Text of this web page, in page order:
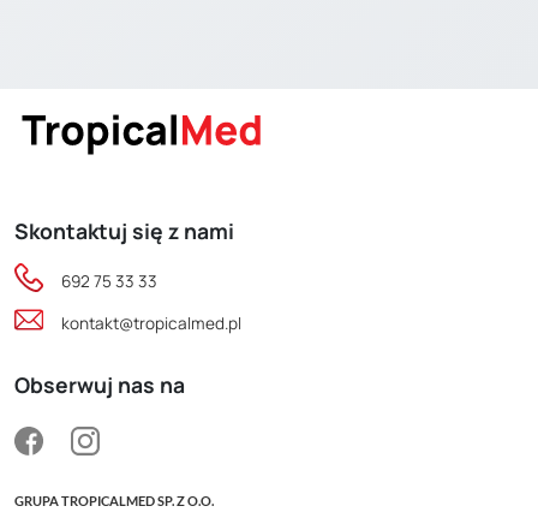
Skontaktuj się z nami
692 75 33 33
kontakt@tropicalmed.pl
Obserwuj nas na
GRUPA TROPICALMED SP. Z O.O.